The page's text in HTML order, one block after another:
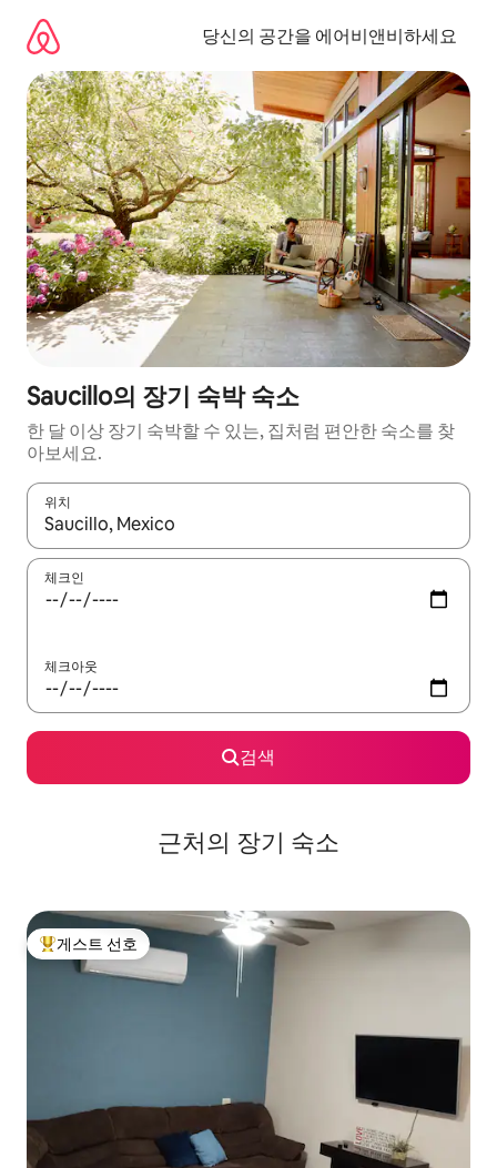
당신의 공간을 에어비앤비하세요
Saucillo의 장기 숙박 숙소
한 달 이상 장기 숙박할 수 있는, 집처럼 편안한 숙소를 찾
아보세요.
위치
결과가 나오면 위·아래 화살표 키를 사용하거나 터치 또는 스와이
체크인
체크아웃
검색
근처의 장기 숙소
상위 게스트 선호
게스트 선호